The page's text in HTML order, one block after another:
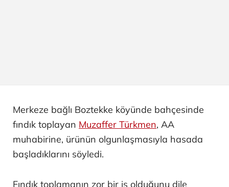
Merkeze bağlı Boztekke köyünde bahçesinde
fındık toplayan Muzaffer Türkmen, AA
muhabirine, ürünün olgunlaşmasıyla hasada
başladıklarını söyledi.
Fındık toplamanın zor bir iş olduğunu dile